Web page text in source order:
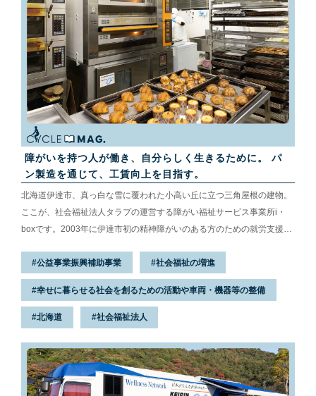
障がいを持つ人が働き、自分らしく生きるために。 パ
ン製造を通じて、工賃向上を目指す。
北海道伊達市、真っ白な雪に覆われた小高い丘に立つ三角屋根の建物。
ここが、社会福祉法人タラプの運営する障がい福祉サービス事業所i・
boxです。2003年に伊達市初の精神障がいのある方のための就労支援施
のさまざまな仕事を通じて、働く喜びを感じながら一般就労を目指して
います。この場所から、彼らの”夢の懸け橋”としてタラプはどんな取り
組みを行い、どんな理想を掲げているのか、i・box施設長の奥出さんに
話を聞きました。
公益事業振興補助事業 社会福祉の増進
幸せに暮らせる社会を創るための活動や車両・機器等の整備
北海道 社会福祉法人